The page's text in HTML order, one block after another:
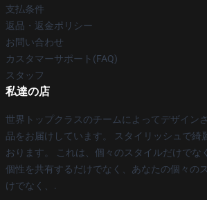
支払条件
返品・返金ポリシー
お問い合わせ
カスタマーサポート(FAQ)
スタッフ
私達の店
世界トップクラスのチームによってデザイン
品をお届けしています。 スタイリッシュで綺
おります。 これは、個々のスタイルだけでな
個性を共有するだけでなく、あなたの個々の
けでなく、.